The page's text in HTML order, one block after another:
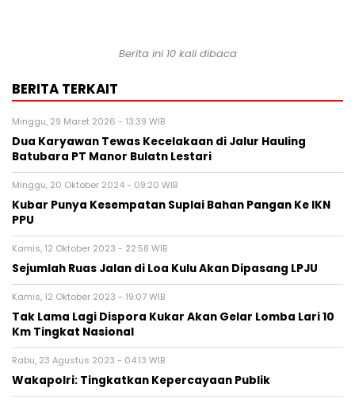
Berita ini 10 kali dibaca
BERITA TERKAIT
Minggu, 29 Maret 2026 - 13:39 WIB
Dua Karyawan Tewas Kecelakaan di Jalur Hauling
Batubara PT Manor Bulatn Lestari
Minggu, 20 Oktober 2024 - 09:20 WIB
Kubar Punya Kesempatan Suplai Bahan Pangan Ke IKN
PPU
Kamis, 12 Oktober 2023 - 22:58 WIB
Sejumlah Ruas Jalan di Loa Kulu Akan Dipasang LPJU
Kamis, 12 Oktober 2023 - 19:07 WIB
Tak Lama Lagi Dispora Kukar Akan Gelar Lomba Lari 10
Km Tingkat Nasional
Rabu, 23 Agustus 2023 - 04:13 WIB
Wakapolri: Tingkatkan Kepercayaan Publik